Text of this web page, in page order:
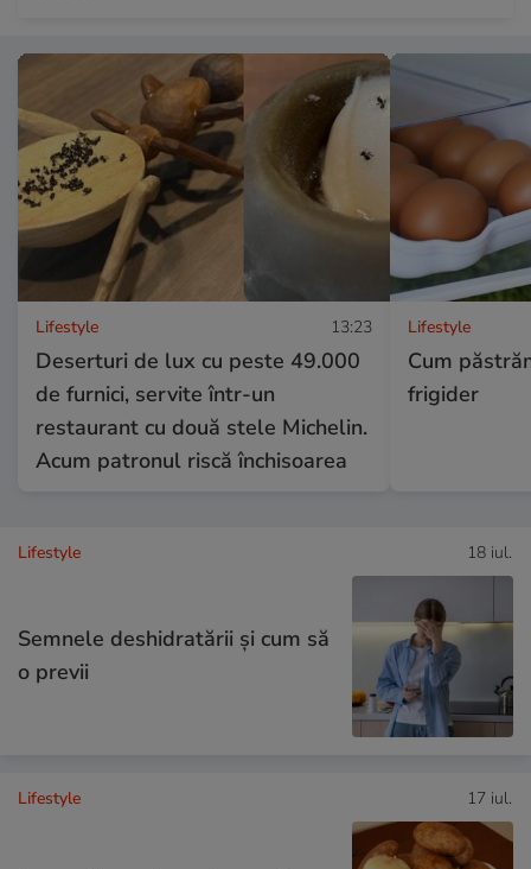
Lifestyle 13:23
Deserturi de lux cu peste 49.000
de furnici, servite într-un
restaurant cu două stele Michelin.
Acum patronul riscă închisoarea
Lifestyle
Cum
frigider
Lifestyle 18 iul.
Semnele deshidratării și cum să
o previi
Lifestyle 17 iul.